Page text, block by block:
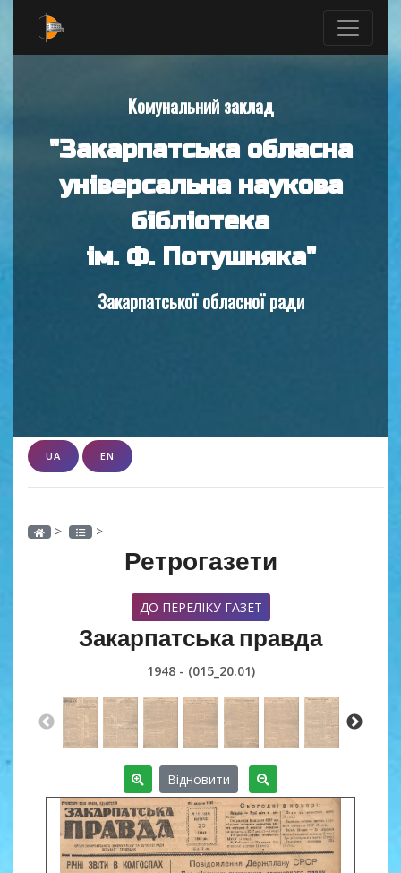
Комунальний заклад
"Закарпатська обласна
універсальна наукова
бібліотека
ім. Ф. Потушняка"
Закарпатської обласної ради
UA EN
> >
Ретрогазети
ДО ПЕРЕЛІКУ ГАЗЕТ
Закарпатська правда
1948 - (015_20.01)
Відновити